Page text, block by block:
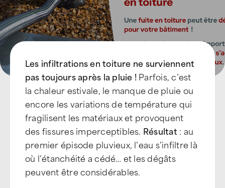
Devenir Franchisé
Les infiltrations en toiture ne surviennent
pas toujours après la pluie !Parfois, c’est
la chaleur estivale, le manque de pluie ou
encore les variations de température qui
fragilisent les matériaux et provoquent
des fissures imperceptibles. Résultat: au
premier épisode pluvieux, l’eau s’infiltre là
où l’étanchéité a cédé… et les dégâts
peuvent être considérables.